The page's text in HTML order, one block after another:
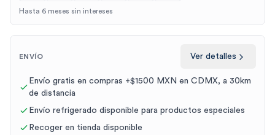
Hasta 6 meses sin intereses
ENVÍO Ver detalles
Envío gratis en compras +$1500 MXN en CDMX, a 30km
de distancia
Envío refrigerado disponible para productos especiales
Recoger en tienda disponible